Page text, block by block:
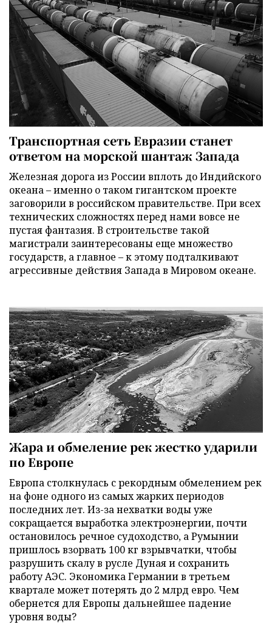
Транспортная сеть Евразии станет
ответом на морской шантаж Запада
Железная дорога из России вплоть до Индийского
океана – именно о таком гигантском проекте
заговорили в российском правительстве. При всех
технических сложностях перед нами вовсе не
пустая фантазия. В строительстве такой
магистрали заинтересованы еще множество
государств, а главное – к этому подталкивают
агрессивные действия Запада в Мировом океане.
Жара и обмеление рек жестко ударили
по Европе
Европа столкнулась с рекордным обмелением рек
на фоне одного из самых жарких периодов
последних лет. Из-за нехватки воды уже
сокращается выработка электроэнергии, почти
остановилось речное судоходство, а Румынии
пришлось взорвать 100 кг взрывчатки, чтобы
разрушить скалу в русле Дуная и сохранить
работу АЭС. Экономика Германии в третьем
квартале может потерять до 2 млрд евро. Чем
обернется для Европы дальнейшее падение
уровня воды?